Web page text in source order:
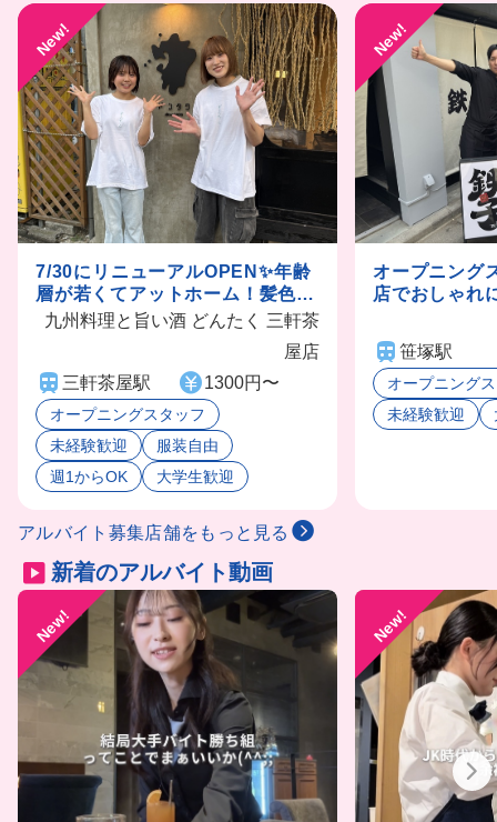
New!
7/30にリニューアルOPEN✨年齢
層が若くてアットホーム！髪色ネ
イルタトゥー自由💅週1〜OK！
九州料理と旨い酒 どんたく 三軒茶
屋店
三軒茶屋駅
1300円〜
オープニングスタッフ
未経験歓迎
服装自由
週1からOK
大学生歓迎
New!
オープニング
店でおしゃれ
由💅週2〜OK
笹塚駅
オープニング
未経験歓迎
アルバイト募集店舗をもっと見る
新着のアルバイト動画
New! New!